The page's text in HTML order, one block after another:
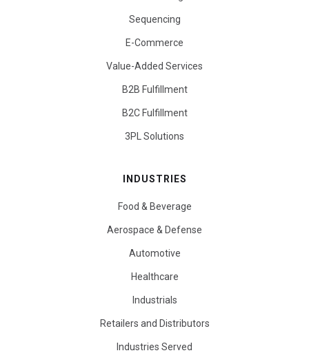
Sequencing
E-Commerce
Value-Added Services
B2B Fulfillment
B2C Fulfillment
3PL Solutions
INDUSTRIES
Food & Beverage
Aerospace & Defense
Automotive
Healthcare
Industrials
Retailers and Distributors
Industries Served